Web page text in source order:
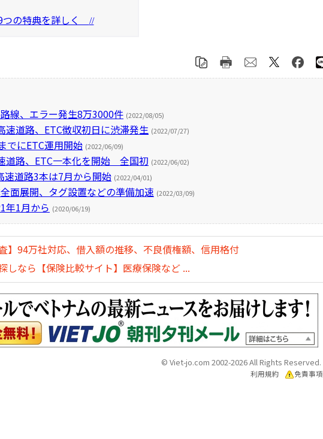
の特典を詳しく //
線、エラー発生8万3000件 (2022/08/05)
速道路、ETC徴収初日に渋滞発生 (2022/07/27)
でにETC運用開始 (2022/06/09)
道路、ETC一本化を開始 全国初 (2022/06/02)
速道路3本は7月から開始 (2022/04/01)
面展開、タグ設置などの準備加速 (2022/03/09)
年1月から (2020/06/19)
】94万社対応、借入額の推移、不良債権額、信用格付
しなら【保険比較サイト】医療保険など ...
© Viet-jo.com 2002-2026 All Rights Reserved.
利用規約 免責事項